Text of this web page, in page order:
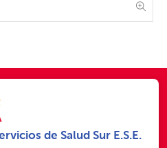
de Salud Sur E.S.E.